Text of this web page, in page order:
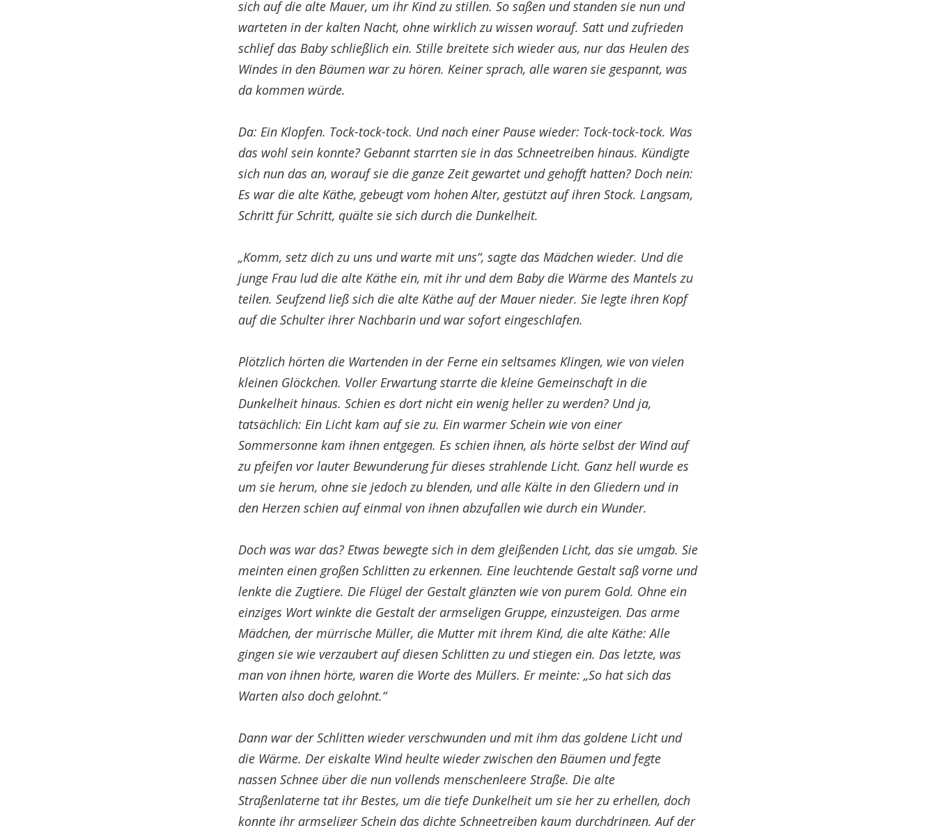
sich auf die alte Mauer, um ihr Kind zu stillen. So saßen und standen sie nun und
warteten in der kalten Nacht, ohne wirklich zu wissen worauf. Satt und zufrieden
schlief das Baby schließlich ein. Stille breitete sich wieder aus, nur das Heulen des
Windes in den Bäumen war zu hören. Keiner sprach, alle waren sie gespannt, was
da kommen würde.
Da: Ein Klopfen. Tock-tock-tock. Und nach einer Pause wieder: Tock-tock-tock. Was
das wohl sein konnte? Gebannt starrten sie in das Schneetreiben hinaus. Kündigte
sich nun das an, worauf sie die ganze Zeit gewartet und gehofft hatten? Doch nein:
Es war die alte Käthe, gebeugt vom hohen Alter, gestützt auf ihren Stock. Langsam,
Schritt für Schritt, quälte sie sich durch die Dunkelheit.
„Komm, setz dich zu uns und warte mit uns“, sagte das Mädchen wieder. Und die
junge Frau lud die alte Käthe ein, mit ihr und dem Baby die Wärme des Mantels zu
teilen. Seufzend ließ sich die alte Käthe auf der Mauer nieder. Sie legte ihren Kopf
auf die Schulter ihrer Nachbarin und war sofort eingeschlafen.
Plötzlich hörten die Wartenden in der Ferne ein seltsames Klingen, wie von vielen
kleinen Glöckchen. Voller Erwartung starrte die kleine Gemeinschaft in die
Dunkelheit hinaus. Schien es dort nicht ein wenig heller zu werden? Und ja,
tatsächlich: Ein Licht kam auf sie zu. Ein warmer Schein wie von einer
Sommersonne kam ihnen entgegen. Es schien ihnen, als hörte selbst der Wind auf
zu pfeifen vor lauter Bewunderung für dieses strahlende Licht. Ganz hell wurde es
um sie herum, ohne sie jedoch zu blenden, und alle Kälte in den Gliedern und in
den Herzen schien auf einmal von ihnen abzufallen wie durch ein Wunder.
Doch was war das? Etwas bewegte sich in dem gleißenden Licht, das sie umgab. Sie
meinten einen großen Schlitten zu erkennen. Eine leuchtende Gestalt saß vorne und
lenkte die Zugtiere. Die Flügel der Gestalt glänzten wie von purem Gold. Ohne ein
einziges Wort winkte die Gestalt der armseligen Gruppe, einzusteigen. Das arme
Mädchen, der mürrische Müller, die Mutter mit ihrem Kind, die alte Käthe: Alle
gingen sie wie verzaubert auf diesen Schlitten zu und stiegen ein. Das letzte, was
man von ihnen hörte, waren die Worte des Müllers. Er meinte: „So hat sich das
Warten also doch gelohnt.“
Dann war der Schlitten wieder verschwunden und mit ihm das goldene Licht und
die Wärme. Der eiskalte Wind heulte wieder zwischen den Bäumen und fegte
nassen Schnee über die nun vollends menschenleere Straße. Die alte
Straßenlaterne tat ihr Bestes, um die tiefe Dunkelheit um sie her zu erhellen, doch
konnte ihr armseliger Schein das dichte Schneetreiben kaum durchdringen. Auf der